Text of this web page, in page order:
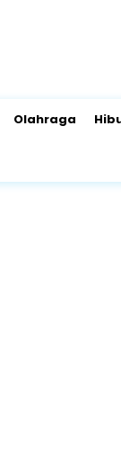
Olahraga